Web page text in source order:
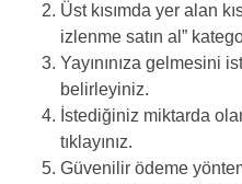
Üst kısımda yer alan
izlenme satın al”
Yayınınıza gelmesini
belirleyiniz.
İstediğiniz miktarda
tıklayınız.
Güvenilir ödeme